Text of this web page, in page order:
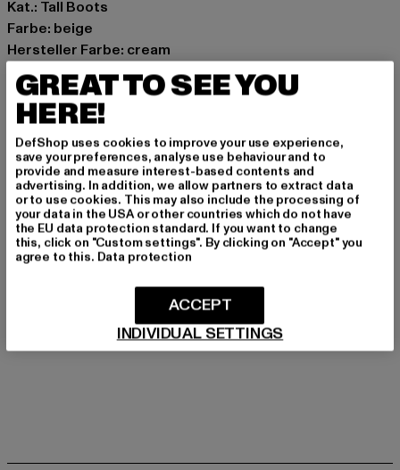
Kat.: Tall Boots
Farbe: beige
Hersteller Farbe: cream
Obermaterial: sonstiges Material
Innenfutter: Textil
Art.Nr: PD00010444-03348
Hersteller: Buffalo Boots GmbH |service-de@buffalo-
boots.com
Schanzenstraße 41 | 51063 Köln | DE
GRÖSSE & PASSFORM
LIEFERUNG & RÜCKGABE
GREAT TO SEE YOU
HERE!
DefShop uses cookies to improve your use experience,
save your preferences, analyse use behaviour and to
provide and measure interest-based contents and
advertising. In addition, we allow partners to extract data
or to use cookies. This may also include the processing of
your data in the USA or other countries which do not have
the EU data protection standard. If you want to change
this, click on "Custom settings". By clicking on "Accept" you
agree to this. Data protection
INDIVIDUAL SETTINGS
ACCEPT